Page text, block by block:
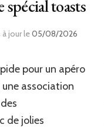
toasts
jour le05/08/2026
pour un apéro
association
de jolies